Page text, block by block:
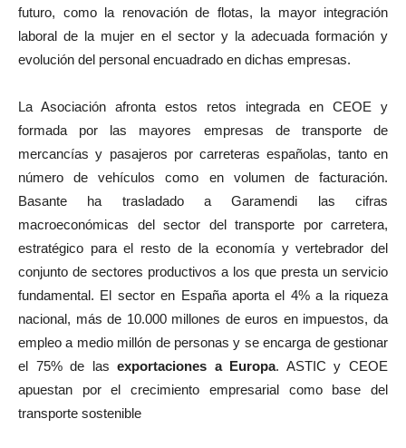
futuro, como la renovación de flotas, la mayor integración
laboral de la mujer en el sector y la adecuada formación y
evolución del personal encuadrado en dichas empresas.
La Asociación afronta estos retos integrada en CEOE y
formada por las mayores empresas de transporte de
mercancías y pasajeros por carreteras españolas, tanto en
número de vehículos como en volumen de facturación.
Basante ha trasladado a Garamendi las cifras
macroeconómicas del sector del transporte por carretera,
estratégico para el resto de la economía y vertebrador del
conjunto de sectores productivos a los que presta un servicio
fundamental. El sector en España aporta el 4% a la riqueza
nacional, más de 10.000 millones de euros en impuestos, da
empleo a medio millón de personas y se encarga de gestionar
el 75% de lasexportaciones a Europa. ASTIC y CEOE
apuestan por el crecimiento empresarial como base del
transporte sostenible